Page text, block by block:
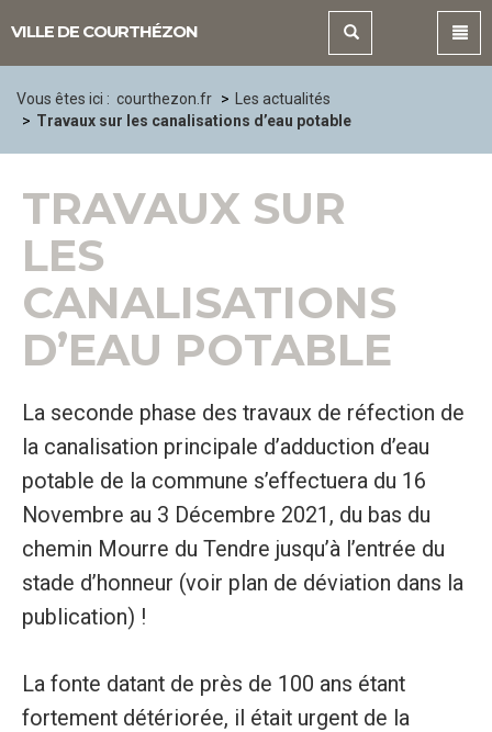
VILLE DE COURTHÉZON
Vous êtes ici : courthezon.fr
Les actualités
Travaux sur les canalisations d’eau potable
TRAVAUX SUR
LES
CANALISATIONS
D’EAU POTABLE
La seconde phase des travaux de réfection de
la canalisation principale d’adduction d’eau
potable de la commune s’effectuera du 16
Novembre au 3 Décembre 2021, du bas du
chemin Mourre du Tendre jusqu’à l’entrée du
stade d’honneur (voir plan de déviation dans la
publication) !
La fonte datant de près de 100 ans étant
fortement détériorée, il était urgent de la